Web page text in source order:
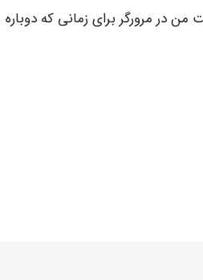
من در مرورگر برای زمانی که دوباره